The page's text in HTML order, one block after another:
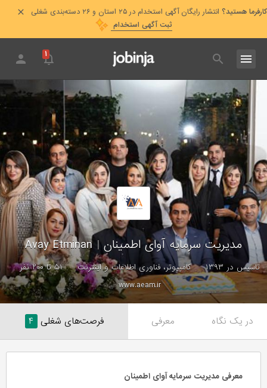
کارفرما هستید؟ انتشار رایگان آگهی استخدام در ۲۵ استان و ۲۶ دسته‌بندی شغلی
ثبت آگهی استخدام
۱
مدیریت سرمایه آوای اطمینان|
تاسیس در ۱۳۹۳ کامپیوتر، فناوری اطلاعات و اینترنت
۵۱ تا ۲۰۰ نفر
www.aeam.ir
در یک نگاه معرفی فرصت‌های شغلی ۴
معرفی مدیریت سرمایه آوای اطمینان